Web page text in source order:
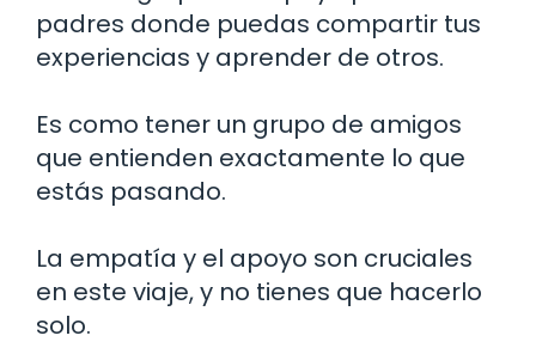
padres donde puedas compartir tus
experiencias y aprender de otros.
Es como tener un grupo de amigos
que entienden exactamente lo que
estás pasando.
La empatía y el apoyo son cruciales
en este viaje, y no tienes que hacerlo
solo.